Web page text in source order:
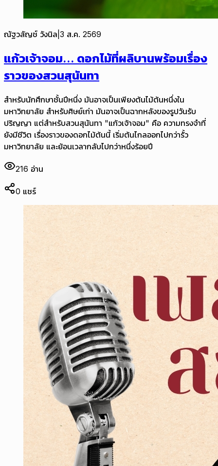
ณัฐวลัญช์ วังนิล 3 ส.ค. 2569
แก้วเจ้าจอม... ดอกไม้ที่ผลิบานพร้อมเรื่อง
ราวของสวนสุนันทา
สำหรับนักศึกษาชั้นปีหนึ่ง มันอาจเป็นเพียงต้นไม้ต้นหนึ่งใน
มหาวิทยาลัย สำหรับศิษย์เก่า มันอาจเป็นฉากหลังของรูปวันรับ
ปริญญา แต่สำหรับสวนสุนันทา "แก้วเจ้าจอม" คือ ความทรงจำที่
ยังมีชีวิต เรื่องราวของดอกไม้ต้นนี้ เริ่มต้นไกลออกไปกว่ารั้ว
มหาวิทยาลัย และย้อนเวลากลับไปกว่าหนึ่งร้อยปี
216 อ่าน
0 แชร์